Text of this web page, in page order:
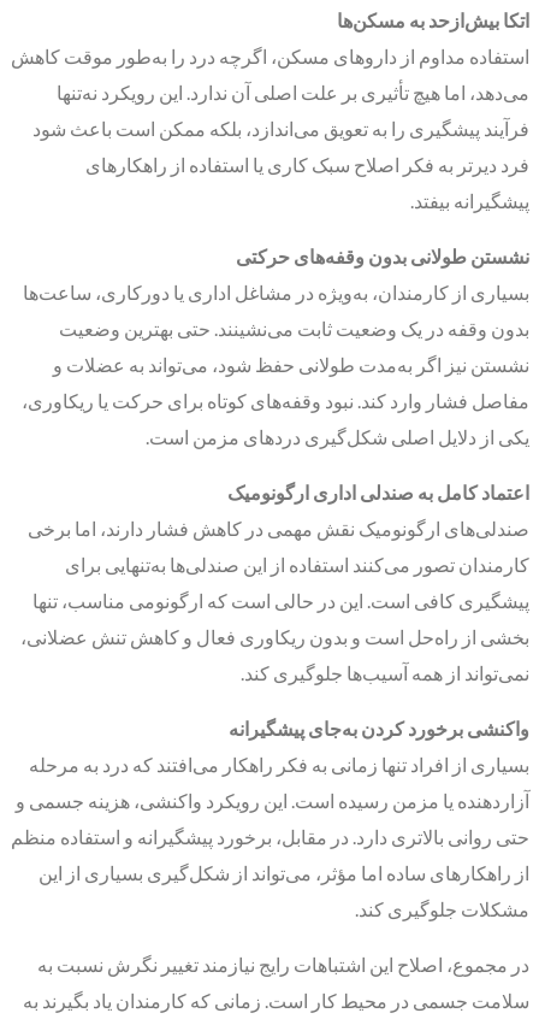
اتکا بیش‌ازحد به مسکن‌ها
استفاده مداوم از داروهای مسکن، اگرچه درد را به‌طور موقت کاهش
می‌دهد، اما هیچ تأثیری بر علت اصلی آن ندارد. این رویکرد نه‌تنها
فرآیند پیشگیری را به تعویق می‌اندازد، بلکه ممکن است باعث شود
فرد دیرتر به فکر اصلاح سبک کاری یا استفاده از راهکارهای
پیشگیرانه بیفتد.
نشستن طولانی بدون وقفه‌های حرکتی
بسیاری از کارمندان، به‌ویژه در مشاغل اداری یا دورکاری، ساعت‌ها
بدون وقفه در یک وضعیت ثابت می‌نشینند. حتی بهترین وضعیت
نشستن نیز اگر به‌مدت طولانی حفظ شود، می‌تواند به عضلات و
مفاصل فشار وارد کند. نبود وقفه‌های کوتاه برای حرکت یا ریکاوری،
یکی از دلایل اصلی شکل‌گیری دردهای مزمن است.
اعتماد کامل به صندلی اداری ارگونومیک
صندلی‌های ارگونومیک نقش مهمی در کاهش فشار دارند، اما برخی
کارمندان تصور می‌کنند استفاده از این صندلی‌ها به‌تنهایی برای
پیشگیری کافی است. این در حالی است که ارگونومی مناسب، تنها
بخشی از راه‌حل است و بدون ریکاوری فعال و کاهش تنش عضلانی،
نمی‌تواند از همه آسیب‌ها جلوگیری کند.
واکنشی برخورد کردن به‌جای پیشگیرانه
بسیاری از افراد تنها زمانی به فکر راهکار می‌افتند که درد به مرحله
آزاردهنده یا مزمن رسیده است. این رویکرد واکنشی، هزینه جسمی و
حتی روانی بالاتری دارد. در مقابل، برخورد پیشگیرانه و استفاده منظم
از راهکارهای ساده اما مؤثر، می‌تواند از شکل‌گیری بسیاری از این
مشکلات جلوگیری کند.
در مجموع، اصلاح این اشتباهات رایج نیازمند تغییر نگرش نسبت به
سلامت جسمی در محیط کار است. زمانی که کارمندان یاد بگیرند به